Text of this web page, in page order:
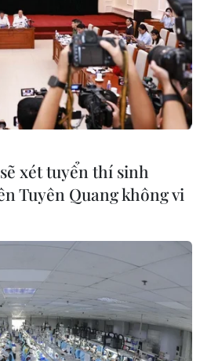
nâng tổng số bệnh nhân mắc
hợp.
bệnh COVID-19 đã
xét tuyển thí sinh
Tuyên Quang không vi